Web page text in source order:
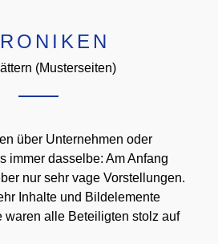
(Musterseiten)
über Unternehmen oder
immer dasselbe: Am Anfang
nur sehrvage Vorstellungen.
Inhalte und Bildelemente
waren alle Beteiligten stolz auf